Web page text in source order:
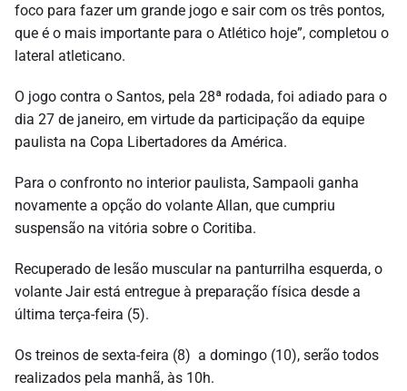
foco para fazer um grande jogo e sair com os três pontos,
que é o mais importante para o Atlético hoje”, completou o
lateral atleticano.
O jogo contra o Santos, pela 28ª rodada, foi adiado para o
dia 27 de janeiro, em virtude da participação da equipe
paulista na Copa Libertadores da América.
Para o confronto no interior paulista, Sampaoli ganha
novamente a opção do volante Allan, que cumpriu
suspensão na vitória sobre o Coritiba.
Recuperado de lesão muscular na panturrilha esquerda, o
volante Jair está entregue à preparação física desde a
última terça-feira (5).
Os treinos de sexta-feira (8) a domingo (10), serão todos
realizados pela manhã, às 10h.